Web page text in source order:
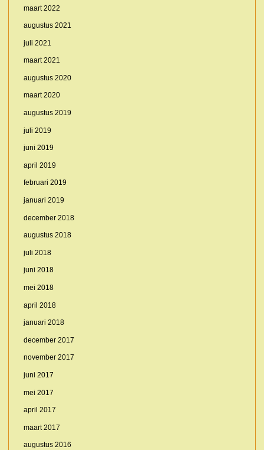
maart 2022
augustus 2021
juli 2021
maart 2021
augustus 2020
maart 2020
augustus 2019
juli 2019
juni 2019
april 2019
februari 2019
januari 2019
december 2018
augustus 2018
juli 2018
juni 2018
mei 2018
april 2018
januari 2018
december 2017
november 2017
juni 2017
mei 2017
april 2017
maart 2017
augustus 2016